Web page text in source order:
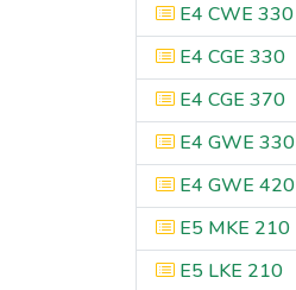
E4 CWE 330
E4 CGE 330
E4 CGE 370
E4 GWE 330
E4 GWE 420
E5 MKE 210
E5 LKE 210